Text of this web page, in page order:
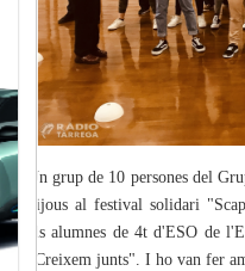
Un grup de 10 persones del
dijous al festival solidari
els alumnes de 4t d'ESO de
"Creixem junts". I ho van fer